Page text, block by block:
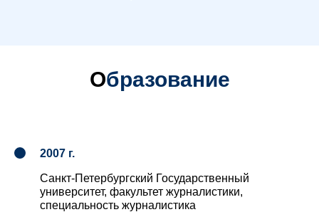
Образование
2007 г.
Санкт-Петербургский Государственный
университет, факультет журналистики,
специальность журналистика